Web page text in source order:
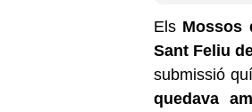
Els Mossos
Sant Feliu
submissió
quedava